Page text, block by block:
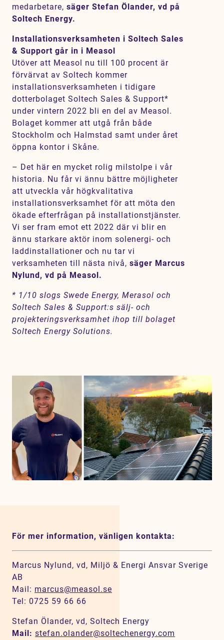
medarbetare, säger Stefan Ölander, vd på
Soltech Energy.
Installationsverksamheten i Soltech Sales
& Support går in i Measol
Utöver att Measol nu till 100 procent är
förvärvat av Soltech kommer
installationsverksamheten i tidigare
dotterbolaget Soltech Sales & Support*
under vintern 2022 bli en del av Measol.
Bolaget kommer att utgå från både
Stockholm och Halmstad samt under året
öppna kontor i Skåne.
– Det här en mycket rolig milstolpe i vår
historia. Nu får vi ännu bättre möjligheter
att utveckla vår högkvalitativa
installationsverksamhet för att möta den
ökade efterfrågan på installationstjänster.
Vi ser fram emot ett 2022 där vi blir en
ännu starkare aktör inom solenergi- och
laddinstallationer och nu tar vi
verksamheten till nästa nivå, säger Marcus
Nylund, vd på Measol.
* 1/10 slogs Swede Energy, Merasol och
Soltech Sales & Support:s sälj- och
projekteringsverksamhet ihop till bolaget
Soltech Energy Solutions.
För mer information, vänligen kontakta:
Marcus Nylund, vd, Miljö & Energi Ansvar Sverige
AB
Mail: marcus@measol.se
Tel: 0725 59 66 66
Stefan Ölander, vd, Soltech Energy
Mail: stefan.olander@soltechenergy.com